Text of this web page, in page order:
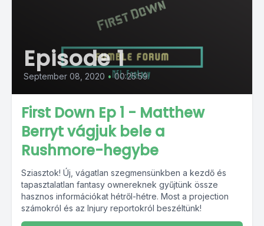
Episode 1
September 08, 2020 • 00:25:59
First Down Ep 1 - Matthew
Berryt vágjuk bele a
Rushmore-hegybe
Sziasztok! Új, vágatlan szegmensünkben a kezdő és
tapasztalatlan fantasy ownereknek gyűjtünk össze
hasznos információkat hétről-hétre. Most a projection
számokról és az Injury reportokról beszéltünk!